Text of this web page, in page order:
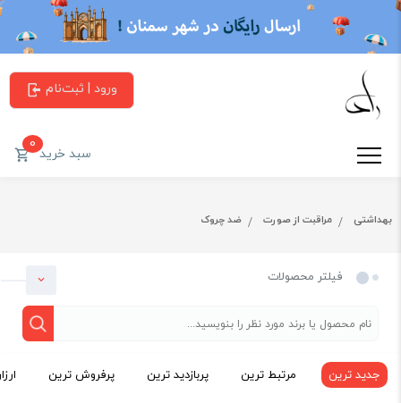
ورود | ثبت‌نام
سبد خرید0
بهداشتی مراقبت از صورت ضد چروک
فیلتر محصولات
دسته بندی
جدید ترین مرتبط ترین پربازدید ترین پرفروش ترین